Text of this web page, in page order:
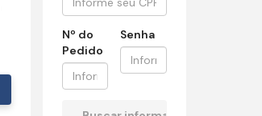
Nº do
Pedido
Senha